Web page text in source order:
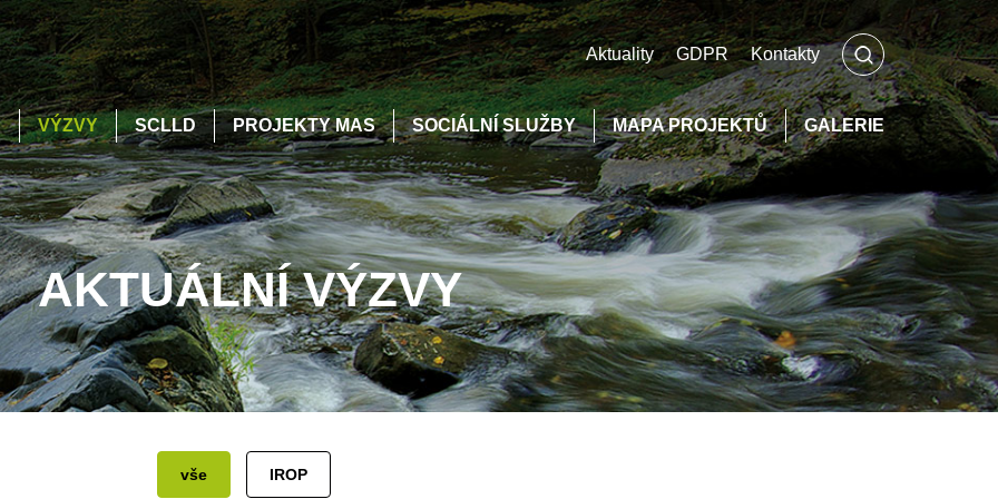
Aktuality GDPR Kontakty
VÝZVY SCLLD PROJEKTY MAS SOCIÁLNÍ SLUŽBY MAPA PROJEKTŮ GALERIE
AKTUÁLNÍ VÝZVY
vše IROP